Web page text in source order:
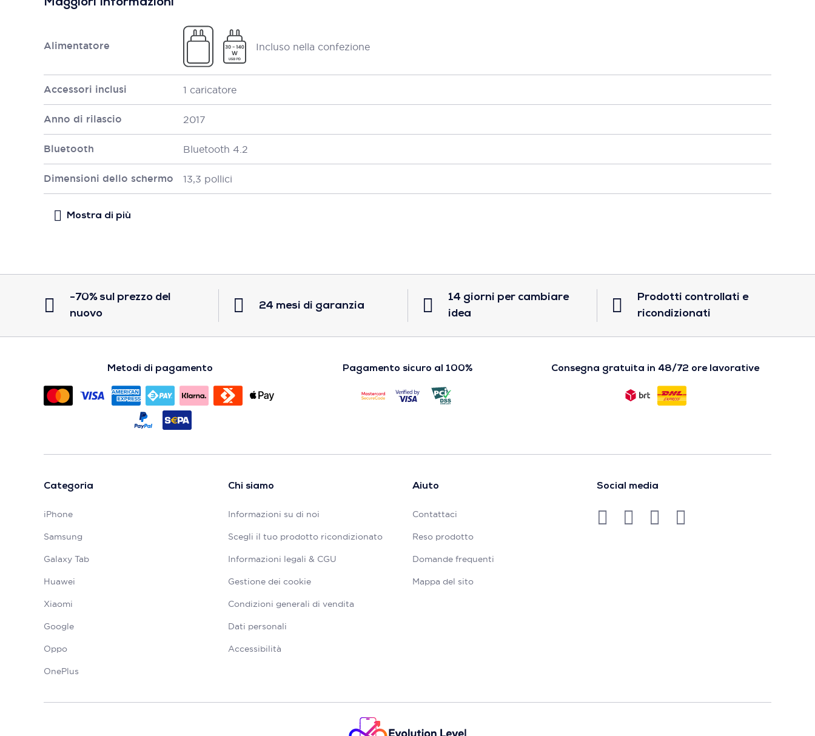
Maggiori Informazioni
Alimentatore Incluso nella confezione
Accessori inclusi 1 caricatore
Anno di rilascio 2017
Bluetooth Bluetooth 4.2
Dimensioni dello schermo 13,3 pollici
-70% sul prezzo del
nuovo
24 mesi di garanzia
14 giorni per cambiare
idea
Prodotti controllati e
ricondizionati
Metodi di pagamento Pagamento sicuro al 100% Consegna gratuita in 48/72 ore lavorative
Categoria
iPhone
Samsung
Galaxy Tab
Huawei
Xiaomi
Google
Oppo
OnePlus
Chi siamo
Informazioni su di noi
Scegli il tuo prodotto ricondizionato
Informazioni legali & CGU
Gestione dei cookie
Condizioni generali di vendita
Dati personali
Accessibilità
Aiuto
Contattaci
Reso prodotto
Domande frequenti
Mappa del sito
Social media